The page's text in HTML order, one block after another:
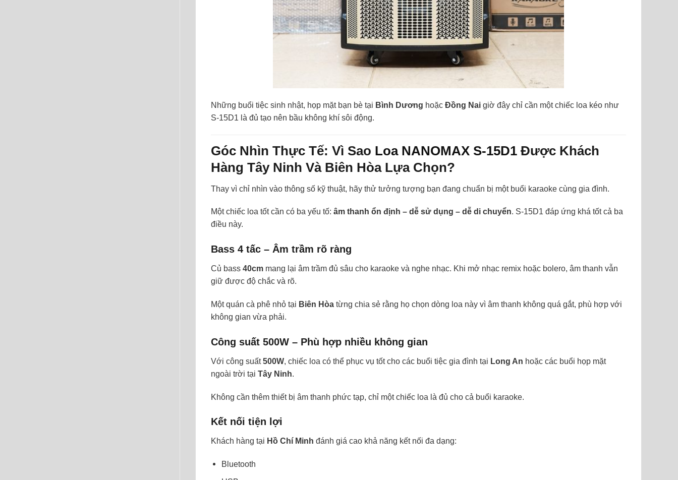
Những buổi tiệc sinh nhật, họp mặt bạn bè tại Bình Dương hoặc Đồng Nai giờ đây chỉ cần một chiếc loa kéo như
S-15D1 là đủ tạo nên bầu không khí sôi động.
Góc Nhìn Thực Tế: Vì Sao Loa NANOMAX S-15D1 Được Khách
Hàng Tây Ninh Và Biên Hòa Lựa Chọn?
Thay vì chỉ nhìn vào thông số kỹ thuật, hãy thử tưởng tượng bạn đang chuẩn bị một buổi karaoke cùng gia đình.
Một chiếc loa tốt cần có ba yếu tố: âm thanh ổn định – dễ sử dụng – dễ di chuyển. S-15D1 đáp ứng khá tốt cả ba
điều này.
Bass 4 tấc – Âm trầm rõ ràng
Củ bass 40cm mang lại âm trầm đủ sâu cho karaoke và nghe nhạc. Khi mở nhạc remix hoặc bolero, âm thanh vẫn
giữ được độ chắc và rõ.
Một quán cà phê nhỏ tại Biên Hòa từng chia sẻ rằng họ chọn dòng loa này vì âm thanh không quá gắt, phù hợp với
không gian vừa phải.
Công suất 500W – Phù hợp nhiều không gian
Với công suất500W, chiếc loa có thể phục vụ tốt cho các buổi tiệc gia đình tại Long An hoặc các buổi họp mặt
ngoài trời tại Tây Ninh.
Không cần thêm thiết bị âm thanh phức tạp, chỉ một chiếc loa là đủ cho cả buổi karaoke.
Kết nối tiện lợi
Khách hàng tại Hồ Chí Minh đánh giá cao khả năng kết nối đa dạng:
Bluetooth